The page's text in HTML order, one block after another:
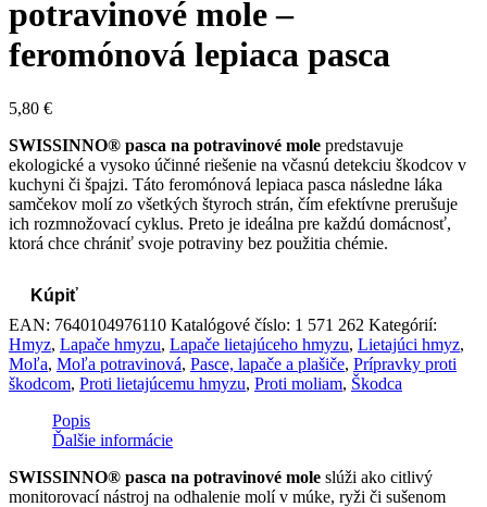
potravinové mole –
feromónová lepiaca pasca
5,80 €
SWISSINNO® pasca na potravinové mole predstavuje
ekologické a vysoko účinné riešenie na včasnú detekciu škodcov v
kuchyni či špajzi. Táto feromónová lepiaca pasca následne láka
samčekov molí zo všetkých štyroch strán, čím efektívne prerušuje
ich rozmnožovací cyklus. Preto je ideálna pre každú domácnosť,
ktorá chce chrániť svoje potraviny bez použitia chémie.
Kúpiť
EAN: 7640104976110 Katalógové číslo: 1 571 262 Kategórií:
Hmyz, Lapače hmyzu, Lapače lietajúceho hmyzu, Lietajúci hmyz,
Moľa, Moľa potravinová, Pasce, lapače a plašiče, Prípravky proti
škodcom, Proti lietajúcemu hmyzu, Proti moliam, Škodca
Popis
Ďalšie informácie
SWISSINNO® pasca na potravinové mole slúži ako citlivý
monitorovací nástroj na odhalenie molí v múke, ryži či sušenom